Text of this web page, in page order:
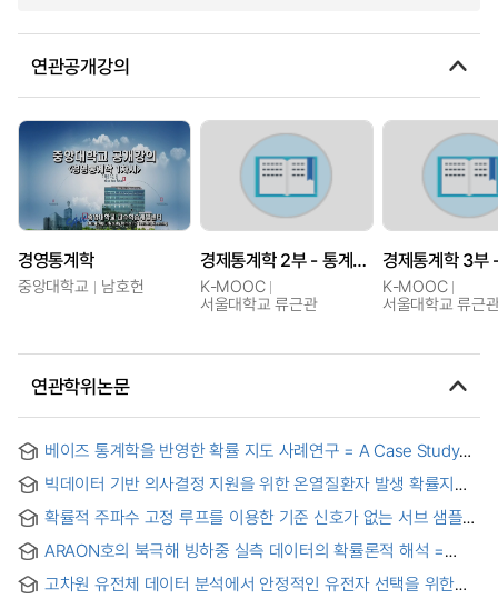
연관공개강의
경영통계학
중앙대학교 남호헌
경제통계학 2부 - 통계적 추론을 위한 개념, 도구, 사례
K-MOOC
서울대학교 류근관
K-MOOC
서울대학교 류근
연관학위논문
베이즈 통계학을 반영한 확률 지도 사례연구 = A Case Study
빅데이터 기반 의사결정 지원을 위한 온열질환자 발생 확률지수
확률적 주파수 고정 루프를 이용한 기준 신호가 없는 서브 샘플링
Reference-Less Sub-sampling based Clock and Data
Recovery Circuit using Stochastic Frequency Locked
Loop
ARAON호의 북극해 빙하중 실측 데이터의 확률론적 해석 =
ARAON
고차원 유전체 데이터 분석에서 안정적인 유전자 선택을 위한